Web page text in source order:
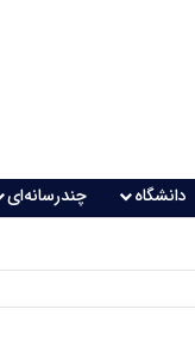
دانشگاه چندرسانه‌ای
زمانی واقعی می‌شود؟